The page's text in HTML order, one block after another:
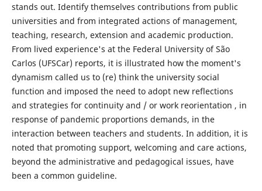
stands out. Identify themselves contributions from public
universities and from integrated actions of management,
teaching, research, extension and academic production.
From lived experience's at the Federal University of São
Carlos (UFSCar) reports, it is illustrated how the moment's
dynamism called us to (re) think the university social
function and imposed the need to adopt new reflections
and strategies for continuity and / or work reorientation , in
response of pandemic proportions demands, in the
interaction between teachers and students. In addition, it is
noted that promoting support, welcoming and care actions,
beyond the administrative and pedagogical issues, have
been a common guideline.